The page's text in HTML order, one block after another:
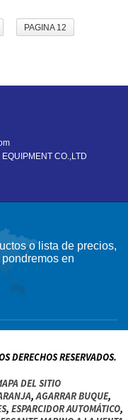
PAGINA 12
CO.,LTD
o lista de precios,
en
DERECHOS RESERVADOS.
DEL SITIO
,AGARRAR BUQUE,
, ESPARCIDOR AUTOMÁTICO,